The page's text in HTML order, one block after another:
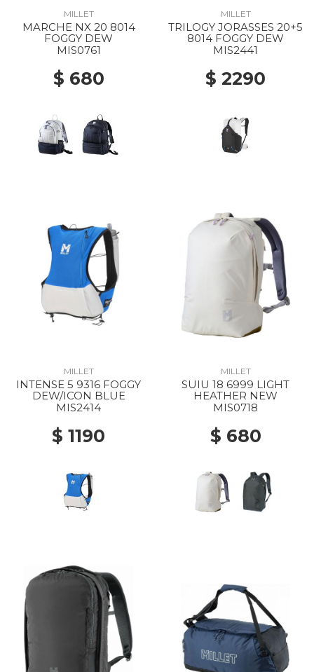
MILLET
MARCHE NX 20 8014
FOGGY DEW
MIS0761
$ 680
MILLET
TRILOGY JORASSES 20+5
8014 FOGGY DEW
MIS2441
$ 2290
MILLET
INTENSE 5 9316 FOGGY
DEW/ICON BLUE
MIS2414
$ 1190
MILLET
SUIU 18 6999 LIGHT
HEATHER NEW
MIS0718
$ 680